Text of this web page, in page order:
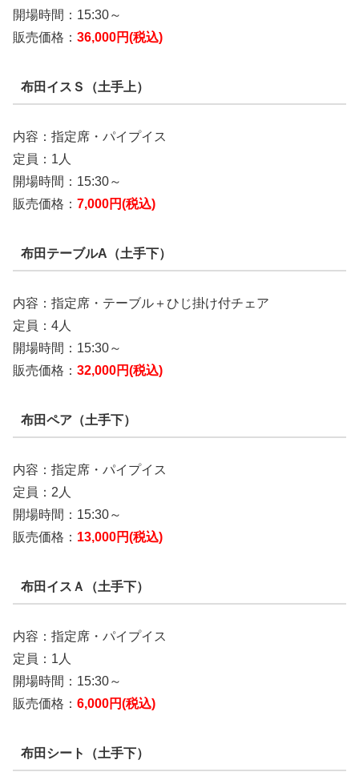
開場時間：15:30～
販売価格： 36,000円(税込)
布田イスＳ（土手上）
内容：指定席・パイプイス
定員：1人
開場時間：15:30～
販売価格： 7,000円(税込)
布田テーブルA（土手下）
内容：指定席・テーブル＋ひじ掛け付チェア
定員：4人
開場時間：15:30～
販売価格： 32,000円(税込)
布田ペア（土手下）
内容：指定席・パイプイス
定員：2人
開場時間：15:30～
販売価格： 13,000円(税込)
布田イスＡ（土手下）
内容：指定席・パイプイス
定員：1人
開場時間：15:30～
販売価格： 6,000円(税込)
布田シート（土手下）